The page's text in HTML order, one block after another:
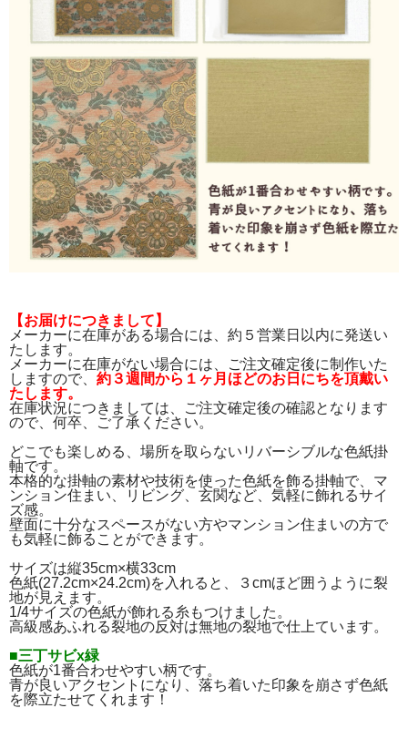
【お届けにつきまして】
メーカーに在庫がある場合には、約５営業日以内に発送い
たします。
メーカーに在庫がない場合には、ご注文確定後に制作いた
しますので、 約３週間から１ヶ月ほどのお日にちを頂戴い
たします。
在庫状況につきましては、ご注文確定後の確認となります
ので、何卒、ご了承ください。
どこでも楽しめる、場所を取らないリバーシブルな色紙掛
軸です。
本格的な掛軸の素材や技術を使った色紙を飾る掛軸で、マ
ンション住まい、リビング、玄関など、気軽に飾れるサイ
ズ感。
壁面に十分なスペースがない方やマンション住まいの方で
も気軽に飾ることができます。
サイズは縦35cm×横33cm
色紙(27.2cm×24.2cm)を入れると、３cmほど囲うように裂
地が見えます。
1/4サイズの色紙が飾れる糸もつけました。
高級感あふれる裂地の反対は無地の裂地で仕上ています。
■三丁サビx緑
色紙が1番合わせやすい柄です。
青が良いアクセントになり、落ち着いた印象を崩さず色紙
を際立たせてくれます！